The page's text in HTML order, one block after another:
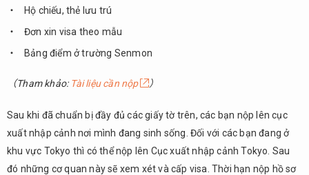
Hộ chiếu, thẻ lưu trú
Đơn xin visa theo mẫu
Bảng điểm ở trường Senmon
（Tham khảo: Tài liệu cần nộp ）
Sau khi đã chuẩn bị đầy đủ các giấy tờ trên, các bạn nộp lên cục
xuất nhập cảnh nơi mình đang sinh sống. Đối với các bạn đang ở
khu vực Tokyo thì có thể nộp lên Cục xuất nhập cảnh Tokyo. Sau
đó những cơ quan này sẽ xem xét và cấp visa. Thời hạn nộp hồ sơ